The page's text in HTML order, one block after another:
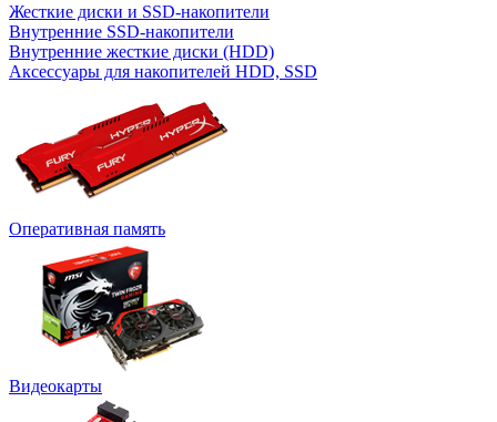
Жесткие диски и SSD-накопители
Внутренние SSD-накопители
Внутренние жесткие диски (HDD)
Аксессуары для накопителей HDD, SSD
Оперативная память
Видеокарты